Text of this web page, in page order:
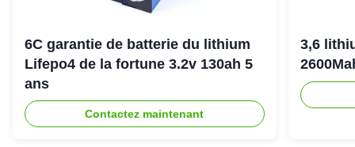
6C garantie de batterie du lithium
Lifepo4 de la fortune 3.2v 130ah 5
ans
Contactez maintenant
3,6